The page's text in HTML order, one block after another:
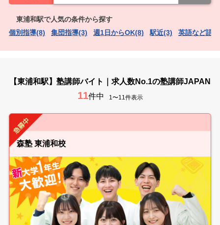
東浦和駅で人気の条件から探す
個別指導(8)
集団指導(3) 週1日からOK(8) 駅近(3) 英語など語
【東浦和駅】塾講師バイト｜求人数No.1の塾講師JAPAN
11件中 1〜11件表示
森塾 東浦和校